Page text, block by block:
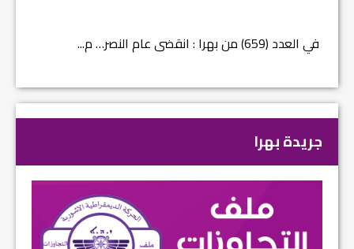
في العدد (659) من بهرا : انقضى عام النصر… م...
جريدة بهرا